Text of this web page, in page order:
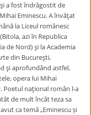
a fost îndrăgostit de
Eminescu. A învăţat
la Liceul românesc
azi în Republica
de Nord) şi la Academia
din Bucureşti,
şi aprofundând astfel,
opera lui Mihai
Poetul naţional român l-a
de mult încât teza sa
ca temă „Eminescu și